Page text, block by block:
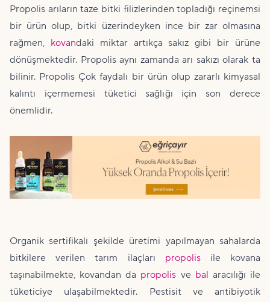
Propolis arıların taze bitki filizlerinden topladığı reçinemsi
bir ürün olup, bitki üzerindeyken ince bir zar olmasına
rağmen, kovandaki miktar artıkça sakız gibi bir ürüne
dönüşmektedir. Propolis aynı zamanda arı sakızı olarak ta
bilinir. Propolis Çok faydalı bir ürün olup zararlı kimyasal
kalıntı içermemesi tüketici sağlığı için son derece
önemlidir.
Organik sertifikalı şekilde üretimi yapılmayan sahalarda
bitkilere verilen tarım ilaçları propolisile kovana
taşınabilmekte, kovandan da propolis ve bal aracılığı ile
tüketiciye ulaşabilmektedir. Pestisit ve antibiyotik